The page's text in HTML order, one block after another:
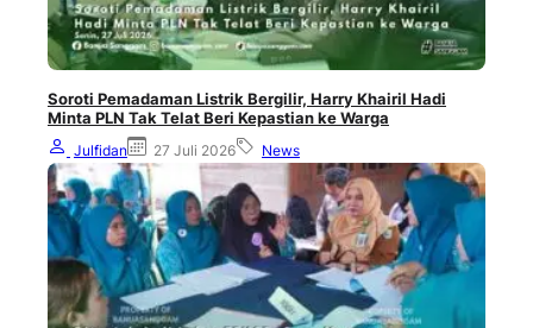
Soroti Pemadaman Listrik Bergilir, Harry Khairil Hadi
Minta PLN Tak Telat Beri Kepastian ke Warga
Julfidan 27 Juli 2026 News